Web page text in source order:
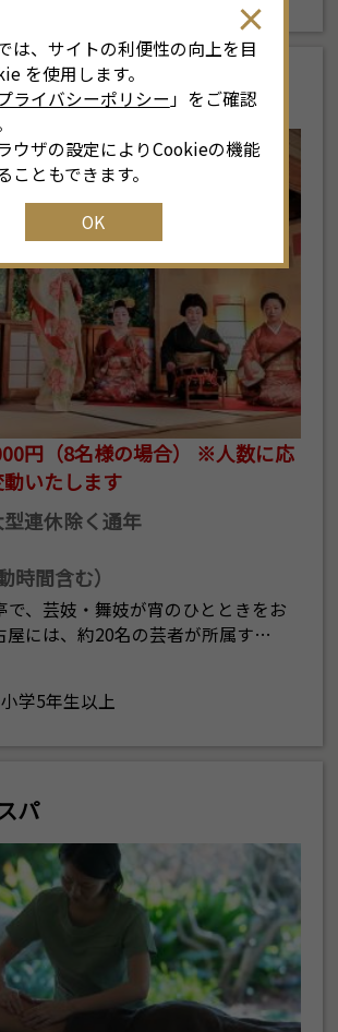
円（8名様の場合） ※人数に応
いたします
連休除く通年
時間含む）
で、芸妓・舞妓が宵のひとときをお
屋には、約20名の芸者が所属す…
小学5年生以上
パ
は、サイトの利便性の向上を目
を使用します。
ライバシーポリシー 」をご確認
ウザの設定によりCookieの機能
こともできます。
OK